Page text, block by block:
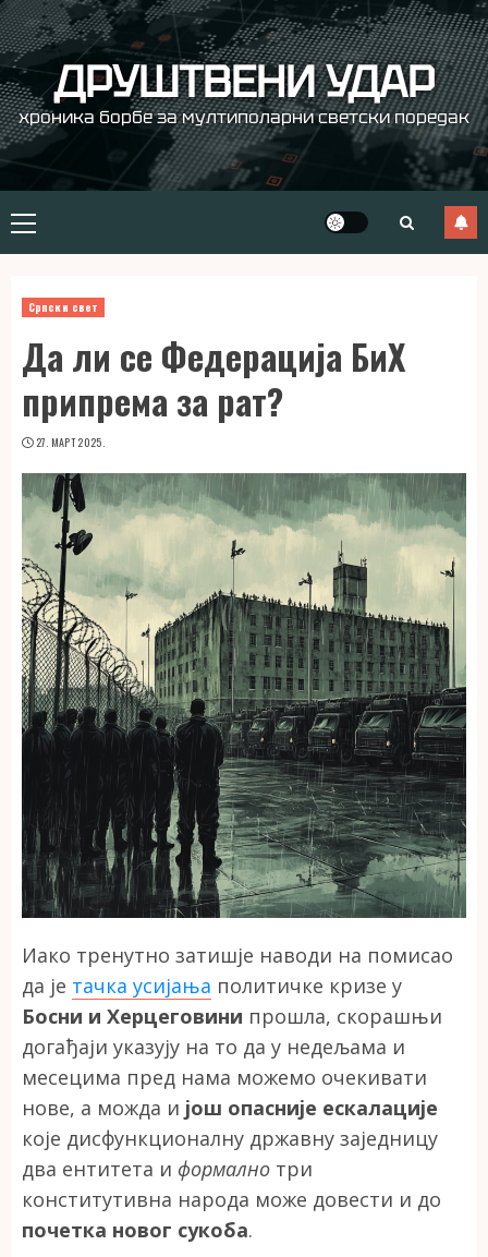
Skip
to
content ДРУШТВЕНИ УДАР
хроника борбе за мултиполарни светски поредак
Primary
Menu
Српски свет
Да ли се Федерација БиХ
припрема за рат?
27. МАРТ 2025.
Иако тренутно затишје наводи на помисао
да је тачка усијања политичке кризе у
Босни и Херцеговини прошла, скорашњи
догађаји указују на то да у недељама и
месецима пред нама можемо очекивати
нове, а можда и још опасније ескалације
које дисфункционалну државну заједницу
два ентитета и формално три
конститутивна народа може довести и до
почетка новог сукоба.